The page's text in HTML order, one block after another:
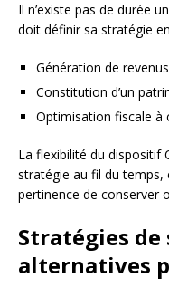
Il n’existe pas de durée
doit définir sa stratégie
Génération de
Constitution d’un
Optimisation fiscale
La flexibilité du dispositif
stratégie au fil du temps,
pertinence de conserver
Stratégies
alternatives